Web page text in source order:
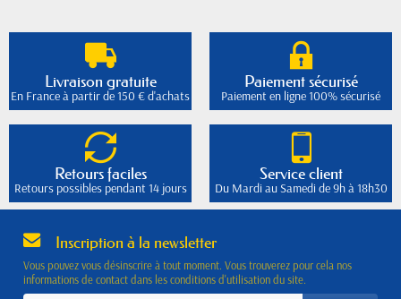
Livraison gratuite
En France à partir de 150 € d'achats
Paiement sécurisé
Paiement en ligne 100% sécurisé
Retours faciles
Retours possibles pendant 14 jours
Service client
Du Mardi au Samedi de 9h à 18h30
Inscription à la newsletter
Vous pouvez vous désinscrire à tout moment. Vous trouverez pour cela nos
informations de contact dans les conditions d'utilisation du site.